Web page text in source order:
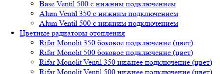
Base Ventil 500 с нижним подключением
Alum Ventil 350 с нижним подключением
Alum Ventil 500 с нижним подключением
Цветные радиаторы отопления
Rifar Monolit 350 боковое подключение (цвет)
Rifar Monolit 500 боковое подключение (цвет)
Rifar Monolit Ventil 350 нижнее подключение (цвет)
Rifar Monolit Ventil 500 нижнее подключение (цвет)